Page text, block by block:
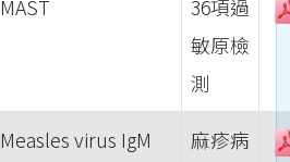
MAST
36項過
敏原檢
測
Measles virus IgM
麻疹病